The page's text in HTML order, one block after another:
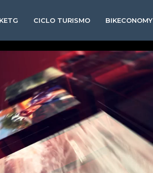
CICLO TURISMO BIKECONOMY